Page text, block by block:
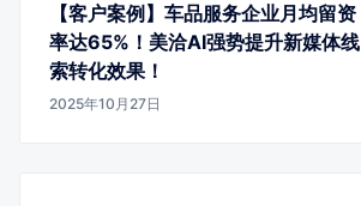
【客户案例】车品服务企业月均留资
率达65%！美洽AI强势提升新媒体线
索转化效果！
2025年10月27日